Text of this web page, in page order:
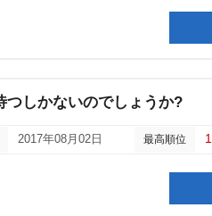
つしかないのでしょうか?
2017年08月02日 最高順位 1